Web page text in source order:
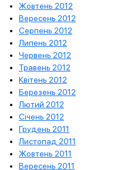
Жовтень 2012
Вересень 2012
Серпень 2012
Липень 2012
Червень 2012
Травень 2012
Квітень 2012
Березень 2012
Лютий 2012
Січень 2012
Грудень 2011
Листопад 2011
Жовтень 2011
Вересень 2011